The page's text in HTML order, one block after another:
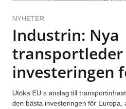
NYHETER
Industrin: Nya
transportleder
investeringen
Utöka EU:s anslag till
den bästa investeringen för Europa,